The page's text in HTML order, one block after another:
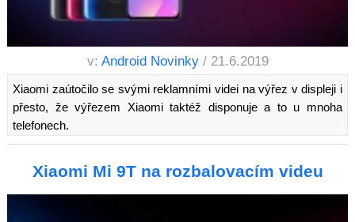
v: Android Novinky / 21.6.2019
Xiaomi zaútočilo se svými reklamními videi na výřez v displeji i
přesto, že výřezem Xiaomi taktéž disponuje a to u mnoha
telefonech.
Xiaomi Mi 9T na rozbalovacím videu